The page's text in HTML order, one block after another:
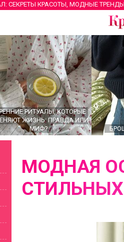
СЕКРЕТЫ КРАСОТЫ, МОДНЫЕ
РИТУАЛЫ, КОТОРЫЕ
ЖИЗНЬ: ПРАВДА ИЛИ
МИФ?
МОДНАЯ